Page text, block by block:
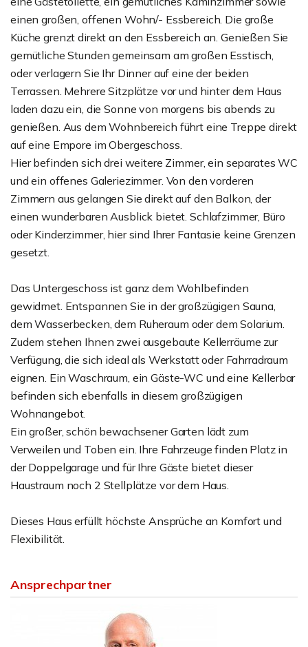
einen großen, offenen Wohn/- Essbereich. Die große
Küche grenzt direkt an den Essbereich an. Genießen Sie
gemütliche Stunden gemeinsam am großen Esstisch,
oder verlagern Sie Ihr Dinner auf eine der beiden
Terrassen. Mehrere Sitzplätze vor und hinter dem Haus
laden dazu ein, die Sonne von morgens bis abends zu
genießen. Aus dem Wohnbereich führt eine Treppe direkt
auf eine Empore im Obergeschoss.
Hier befinden sich drei weitere Zimmer, ein separates WC
und ein offenes Galeriezimmer. Von den vorderen
Zimmern aus gelangen Sie direkt auf den Balkon, der
einen wunderbaren Ausblick bietet. Schlafzimmer, Büro
oder Kinderzimmer, hier sind Ihrer Fantasie keine Grenzen
gesetzt.
Das Untergeschoss ist ganz dem Wohlbefinden
gewidmet. Entspannen Sie in der großzügigen Sauna,
dem Wasserbecken, dem Ruheraum oder dem Solarium.
Zudem stehen Ihnen zwei ausgebaute Kellerräume zur
Verfügung, die sich ideal als Werkstatt oder Fahrradraum
eignen. Ein Waschraum, ein Gäste-WC und eine Kellerbar
befinden sich ebenfalls in diesem großzügigen
Wohnangebot.
Ein großer, schön bewachsener Garten lädt zum
Verweilen und Toben ein. Ihre Fahrzeuge finden Platz in
der Doppelgarage und für Ihre Gäste bietet dieser
Haustraum noch 2 Stellplätze vor dem Haus.
Dieses Haus erfüllt höchste Ansprüche an Komfort und
Flexibilität.
Ansprechpartner